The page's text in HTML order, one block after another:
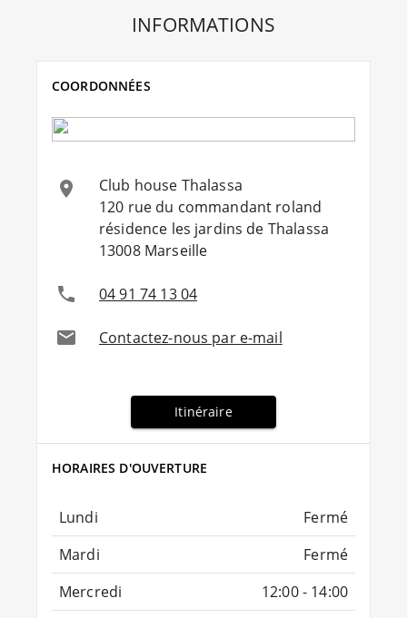
INFORMATIONS
COORDONNÉES
Club house Thalassa
120 rue du commandant roland
résidence les jardins de Thalassa
13008 Marseille
04 91 74 13 04
Contactez-nous par e-mail
Itinéraire
HORAIRES D'OUVERTURE
Lundi
Fermé
Mardi
Fermé
Mercredi
12:00 - 14:00